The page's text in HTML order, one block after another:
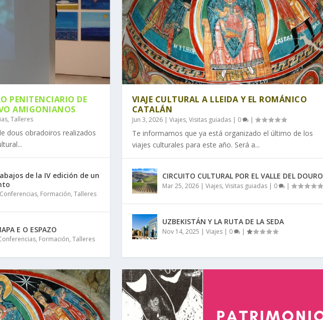
EDICIÓN 2026
POR EXPLORAR
POR EL VALLE DEL DOURO
PENITENCIARIO DE TEIXEIRO E ...
PENITENCIARIO DE
AMIGONIANOS
,Talleres
dous obradoiros realizados
de la IV edición de un
, Formación,Talleres
E O ESPAZO
, Formación,Talleres
VIAJE CULTURAL A LLEIDA Y EL ROMÁNICO
CATALÁN
Jun 3, 2026| Viajes, Visitas guiadas| 0 |
Te informamos que ya está organizado el último de los
viajes culturales para este año. Será a...
CIRCUITO CULTURAL POR EL VALLE DEL DOURO
Mar 25, 2026| Viajes, Visitas guiadas| 0 |
UZBEKISTÁN Y LA RUTA DE LA SEDA
Nov 14, 2025 | Viajes| 0 |